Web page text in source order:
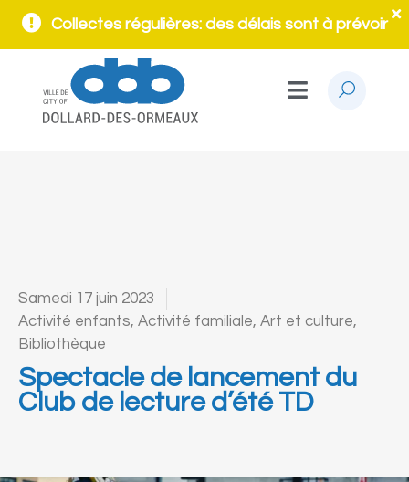
Collectes régulières: des délais sont à prévoir
Samedi 17 juin 2023
Activité enfants, Activité familiale, Art et culture,
Bibliothèque
Spectacle de lancement du
Club de lecture d’été TD